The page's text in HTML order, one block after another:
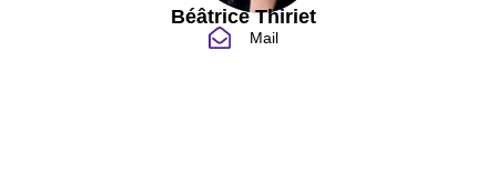
Béâtrice Thiriet
Mail